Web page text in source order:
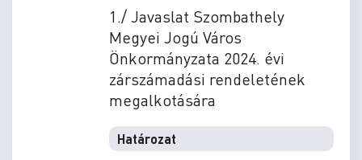
1./ Javaslat Szombathely
Megyei Jogú Város
Önkormányzata 2024. évi
zárszámadási rendeletének
megalkotására
Határozat